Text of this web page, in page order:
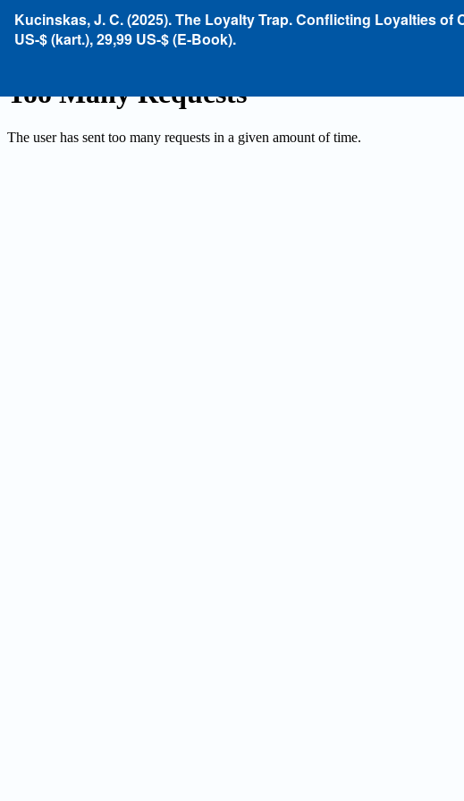
Artikeldetails
zurückkehren
Kucinskas, J. C. (2025). The Loyalty Trap. Conflicting Loyalties
US-$ (kart.), 29,99 US-$ (E-Book).